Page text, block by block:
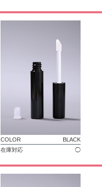
COLOR
BLACK
在庫対応
◯